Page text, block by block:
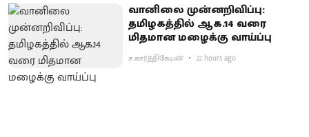
வானிலை முன்னறிவிப்பு:
தமிழகத்தில் ஆக.14 வரை
மிதமான மழைக்கு வாய்ப்பு
ச.கார்த்திகேயன் 22 hours ago